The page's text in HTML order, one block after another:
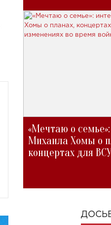
«Мечтаю о
Михаила Хомы о
концертах для